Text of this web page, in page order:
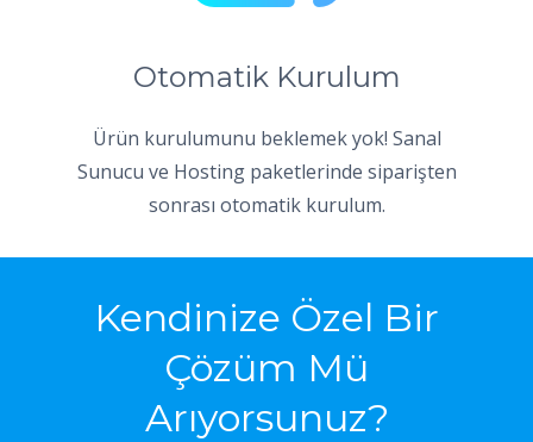
Otomatik Kurulum
Ürün kurulumunu beklemek yok! Sanal
Sunucu ve Hosting paketlerinde siparişten
sonrası otomatik kurulum.
Kendinize Özel Bir
Çözüm Mü
Arıyorsunuz?